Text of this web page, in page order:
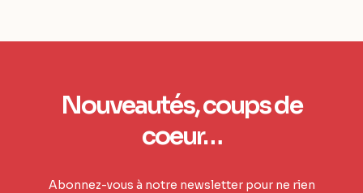
Nouveautés, coups de
coeur…
Abonnez-vous à notre newsletter pour ne rien